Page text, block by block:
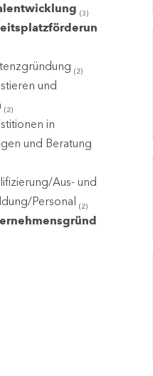
(3)
(2)
und
(2)
in
und Beratung
Aus- und
Personal (2)